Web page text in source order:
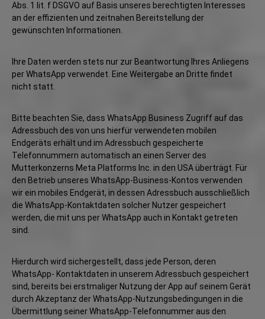
Abs. 1 lit. f DSGVO auf Basis unseres berechtigten Interesses
an der effizienten und zeitnahen Bereitstellung der
gewünschten Informationen.
Ihre Daten werden stets nur zur Beantwortung Ihres Anliegens
per WhatsApp verwendet. Eine Weitergabe an Dritte findet
nicht statt.
Bitte beachten Sie, dass WhatsApp Business Zugriff auf das
Adressbuch des von uns hierfür verwendeten mobilen
Endgeräts erhält und im Adressbuch gespeicherte
Telefonnummern automatisch an einen Server des
Mutterkonzerns Meta Platforms Inc. in den USA überträgt. Für
den Betrieb unseres WhatsApp-Business-Kontos verwenden
wir ein mobiles Endgerät, in dessen Adressbuch ausschließlich
die WhatsApp-Kontaktdaten solcher Nutzer gespeichert
werden, die mit uns per WhatsApp auch in Kontakt getreten
sind.
Hierdurch wird sichergestellt, dass jede Person, deren
WhatsApp- Kontaktdaten in unserem Adressbuch gespeichert
sind, bereits bei erstmaliger Nutzung der App auf seinem Gerät
durch Akzeptanz der WhatsApp-Nutzungsbedingungen in die
Übermittlung seiner WhatsApp-Telefonnummer aus den